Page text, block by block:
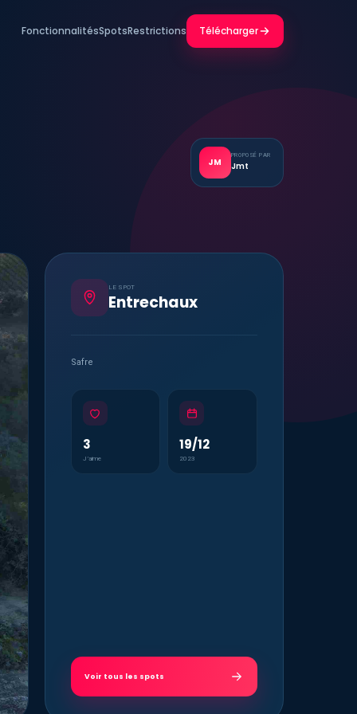
FonctionnalitésSpotsRestrictions Télécharger
JM
PROPOSÉ PAR
Jmt
LE SPOT
Entrechaux
Safre
3
J’aime
19/12
2023
Voir tous les spots